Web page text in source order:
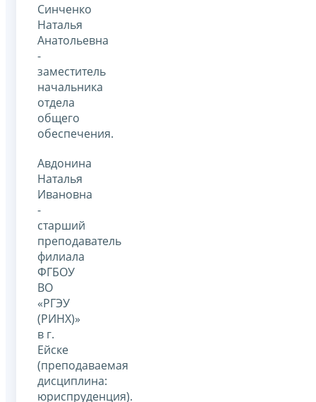
Синченко
Наталья
Анатольевна
-
заместитель
начальника
отдела
общего
обеспечения.
Авдонина
Наталья
Ивановна
-
старший
преподаватель
филиала
ФГБОУ
ВО
«РГЭУ
(РИНХ)»
в г.
Ейске
(преподаваемая
дисциплина:
юриспруденция).